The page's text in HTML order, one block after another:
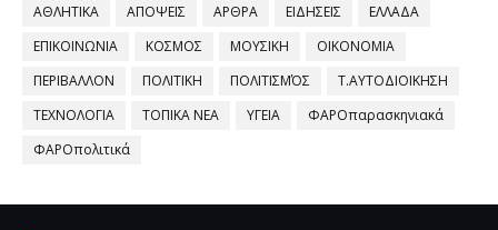
ΑΘΛΗΤΙΚΑ ΑΠΟΨΕΙΣ ΑΡΘΡΑ ΕΙΔΗΣΕΙΣ
ΕΛΛΑΔΑ
ΕΠΙΚΟΙΝΩΝΙΑ
ΚΟΣΜΟΣ ΜΟΥΣΙΚΗ
ΟΙΚΟΝΟΜΙΑ
ΠΕΡΙΒΑΛΛΟΝ
ΠΟΛΙΤΙΚΗ ΠΟΛΙΤΙΣΜΌΣ
Τ.ΑΥΤΟΔΙΟΙΚΗΣΗ
ΤΕΧΝΟΛΟΓΙΑ
ΤΟΠΙΚΑ ΝΕΑ ΥΓΕΙΑ
ΦΑΡΟπαρασκηνιακά
ΦΑΡΟπολιτικά